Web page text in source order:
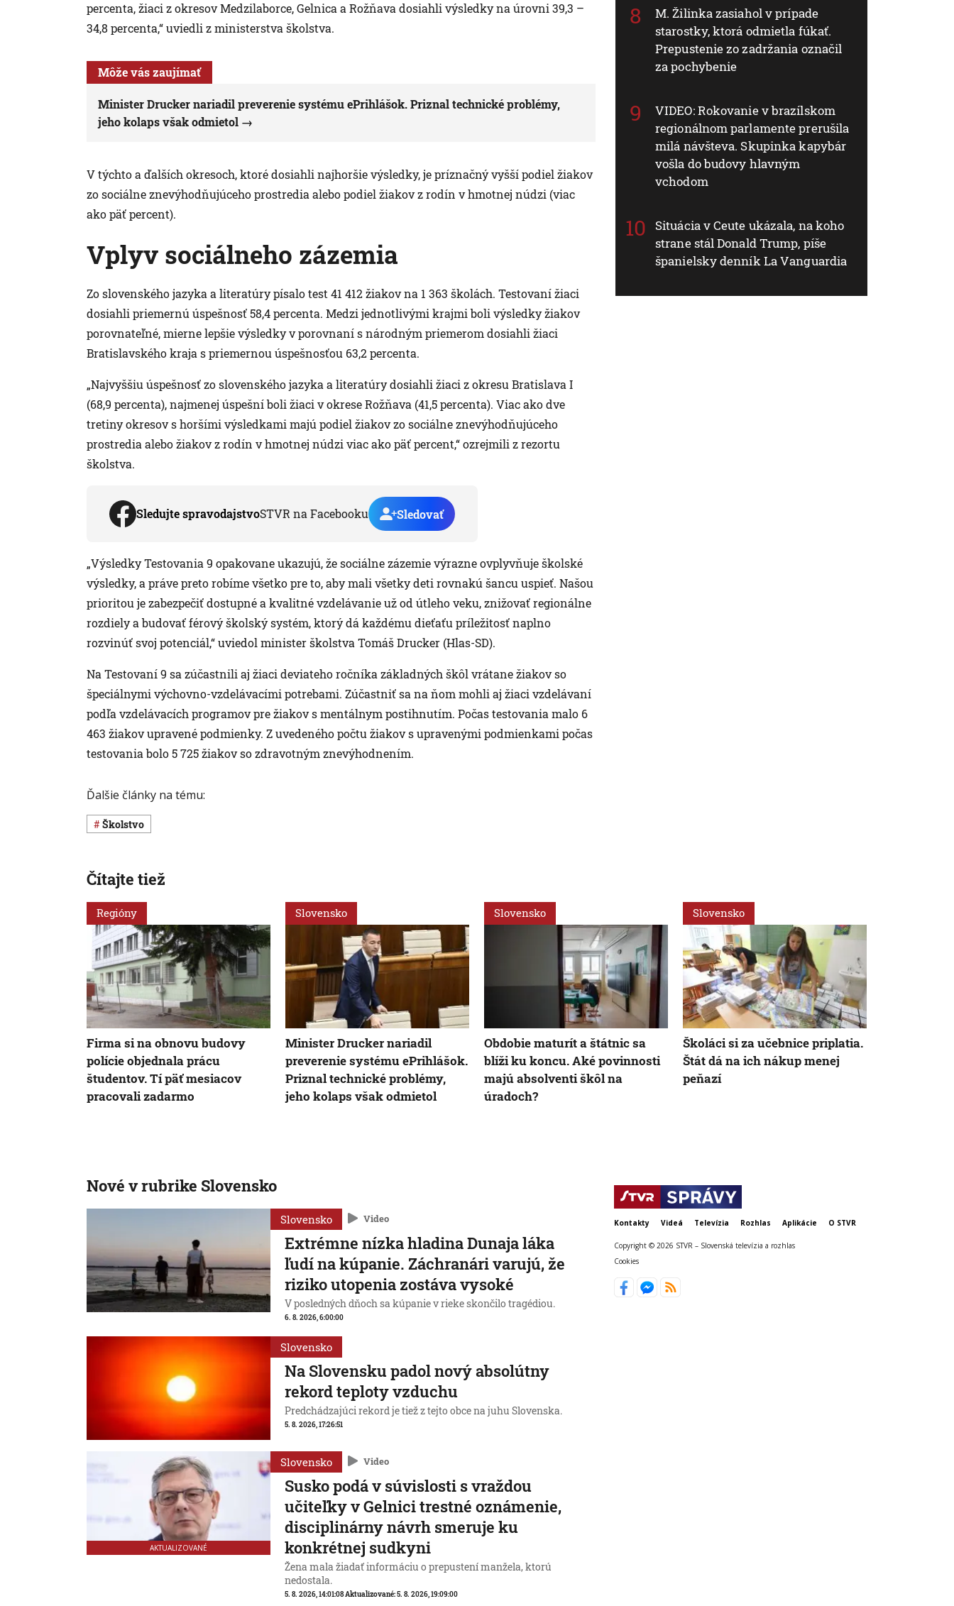
percenta, žiaci z okresov Medzilaborce, Gelnica a Rožňava dosiahli výsledky na úrovni 39,3 –
34,8 percenta,“ uviedli z ministerstva školstva.
Môže vás zaujímať
Minister Drucker nariadil preverenie systému ePrihlášok. Priznal technické problémy,
jeho kolaps však odmietol
V týchto a ďalších okresoch, ktoré dosiahli najhoršie výsledky, je príznačný vyšší podiel žiakov
zo sociálne znevýhodňujúceho prostredia alebo podiel žiakov z rodín v hmotnej núdzi (viac
ako päť percent).
Vplyv sociálneho zázemia
Zo slovenského jazyka a literatúry písalo test 41 412 žiakov na 1 363 školách. Testovaní žiaci
dosiahli priemernú úspešnosť 58,4 percenta. Medzi jednotlivými krajmi boli výsledky žiakov
porovnateľné, mierne lepšie výsledky v porovnaní s národným priemerom dosiahli žiaci
Bratislavského kraja s priemernou úspešnosťou 63,2 percenta.
„Najvyššiu úspešnosť zo slovenského jazyka a literatúry dosiahli žiaci z okresu Bratislava I
(68,9 percenta), najmenej úspešní boli žiaci v okrese Rožňava (41,5 percenta). Viac ako dve
tretiny okresov s horšími výsledkami majú podiel žiakov zo sociálne znevýhodňujúceho
prostredia alebo žiakov z rodín v hmotnej núdzi viac ako päť percent,“ ozrejmili z rezortu
školstva.
Sledujte spravodajstvoSTVR na Facebooku Sledovať
„Výsledky Testovania 9 opakovane ukazujú, že sociálne zázemie výrazne ovplyvňuje školské
výsledky, a práve preto robíme všetko pre to, aby mali všetky deti rovnakú šancu uspieť. Našou
prioritou je zabezpečiť dostupné a kvalitné vzdelávanie už od útleho veku, znižovať regionálne
rozdiely a budovať férový školský systém, ktorý dá každému dieťaťu príležitosť naplno
rozvinúť svoj potenciál,“ uviedol minister školstva Tomáš Drucker (Hlas-SD).
Na Testovaní 9 sa zúčastnili aj žiaci deviateho ročníka základných škôl vrátane žiakov so
špeciálnymi výchovno-vzdelávacími potrebami. Zúčastniť sa na ňom mohli aj žiaci vzdelávaní
podľa vzdelávacích programov pre žiakov s mentálnym postihnutím. Počas testovania malo 6
463 žiakov upravené podmienky. Z uvedeného počtu žiakov s upravenými podmienkami počas
testovania bolo 5 725 žiakov so zdravotným znevýhodnením.
Ďalšie články na tému:
Školstvo
M. Žilinka zasiahol v prípade
starostky, ktorá odmietla fúkať.
Prepustenie zo zadržania označil
za pochybenie
VIDEO: Rokovanie v brazílskom
regionálnom parlamente prerušila
milá návšteva. Skupinka kapybár
vošla do budovy hlavným
vchodom
Situácia v Ceute ukázala, na koho
strane stál Donald Trump, píše
španielsky denník La Vanguardia
Čítajte tiež
Regióny
Firma si na obnovu budovy
polície objednala prácu
študentov. Tí päť mesiacov
pracovali zadarmo
Slovensko
Minister Drucker nariadil
preverenie systému ePrihlášok.
Priznal technické problémy,
jeho kolaps však odmietol
Slovensko
Obdobie maturít a štátnic sa
blíži ku koncu. Aké povinnosti
majú absolventi škôl na
úradoch?
Slovensko
Školáci si za učebnice priplatia.
Štát dá na ich nákup menej
peňazí
Nové v rubrike Slovensko
Slovensko Video
Extrémne nízka hladina Dunaja láka
ľudí na kúpanie. Záchranári varujú, že
riziko utopenia zostáva vysoké
V posledných dňoch sa kúpanie v rieke skončilo tragédiou.
6. 8. 2026, 6:00:00
Slovensko
Na Slovensku padol nový absolútny
rekord teploty vzduchu
Predchádzajúci rekord je tiež z tejto obce na juhu Slovenska.
5. 8. 2026, 17:26:51
AKTUALIZOVANÉ
Slovensko Video
Susko podá v súvislosti s vraždou
učiteľky v Gelnici trestné oznámenie,
disciplinárny návrh smeruje ku
konkrétnej sudkyni
Žena mala žiadať informáciu o prepustení manžela, ktorú
nedostala.
5. 8. 2026, 14:01:08Aktualizované:5. 8. 2026, 19:09:00
Kontakty Videá Televízia Rozhlas Aplikácie O STVR
Copyright © 2026 STVR – Slovenská televízia a rozhlas
Cookies